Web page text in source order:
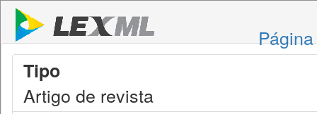
Tipo
Artigo de revista